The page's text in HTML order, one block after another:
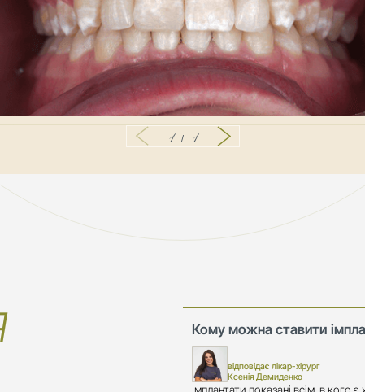
1 / 1
Кому можна ставити
відповідає лікар-хірург
Ксенія Демиденко